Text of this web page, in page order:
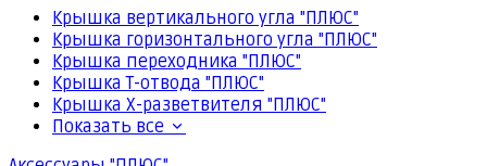
Крышка вертикального угла "ПЛЮС"
Крышка горизонтального угла "ПЛЮС"
Крышка переходника "ПЛЮС"
Крышка Т-отвода "ПЛЮС"
Крышка Х-разветвителя "ПЛЮС"
Показать все